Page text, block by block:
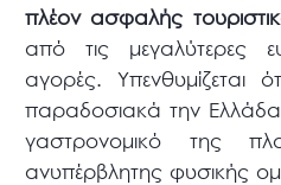
πλέον ασφαλής
από τις μεγαλύτερες
αγορές. Υπενθυμίζεται
παραδοσιακά την Ελλάδα
γαστρονομικό της
ανυπέρβλητης φυσικής